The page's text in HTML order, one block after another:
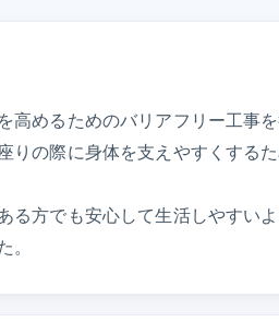
高めるためのバリアフリー工事を
りの際に身体を支えやすくする
る方でも安心して生活しやすい
。